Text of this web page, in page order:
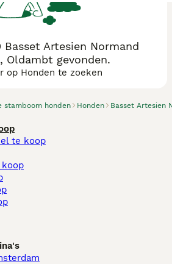
stamboom honden Honden Basset Artesien
Basset Artesien Normand
Oldambt gevonden.
op Honden te zoeken
te koop